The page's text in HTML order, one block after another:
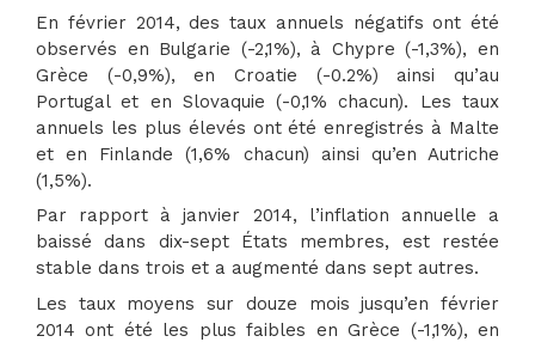
En février 2014, des taux annuels négatifs ont été
observés en Bulgarie (-2,1%), à Chypre (-1,3%), en
Grèce (-0,9%), en Croatie (-0.2%) ainsi qu’au
Portugal et en Slovaquie (-0,1% chacun). Les taux
annuels les plus élevés ont été enregistrés à Malte
et en Finlande (1,6% chacun) ainsi qu’en Autriche
(1,5%).
Par rapport à janvier 2014, l’inflation annuelle a
baissé dans dix-sept États membres, est restée
stable dans trois et a augmenté dans sept autres.
Les taux moyens sur douze mois jusqu’en février
2014 ont été les plus faibles en Grèce (-1,1%), en